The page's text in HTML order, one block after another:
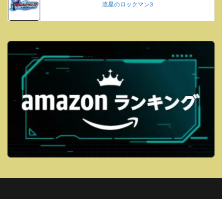
流星のロックマン3